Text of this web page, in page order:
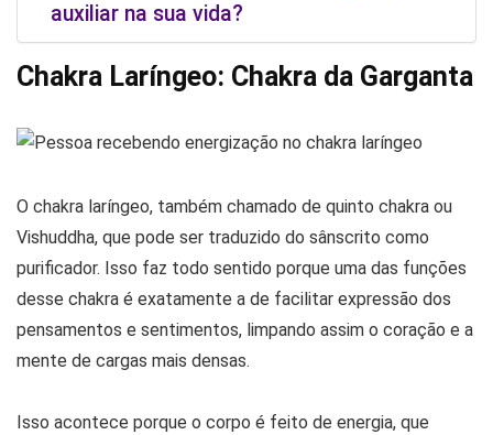
auxiliar na sua vida?
Chakra Laríngeo: Chakra da Garganta
O chakra laríngeo, também chamado de quinto chakra ou
Vishuddha, que pode ser traduzido do sânscrito como
purificador. Isso faz todo sentido porque uma das funções
desse chakra é exatamente a de facilitar expressão dos
pensamentos e sentimentos, limpando assim o coração e a
mente de cargas mais densas.
Isso acontece porque o corpo é feito de energia, que